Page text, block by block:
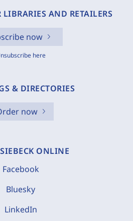
LIBRARIES AND RETAILERS
now
here
& DIRECTORIES
now
ONLINE
Facebook
Bluesky
LinkedIn